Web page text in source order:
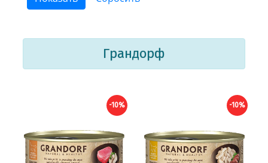
Грандорф
-10% -10%